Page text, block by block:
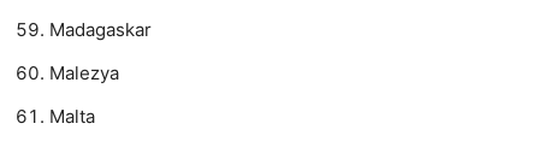
Madagaskar
Malezya
Malta